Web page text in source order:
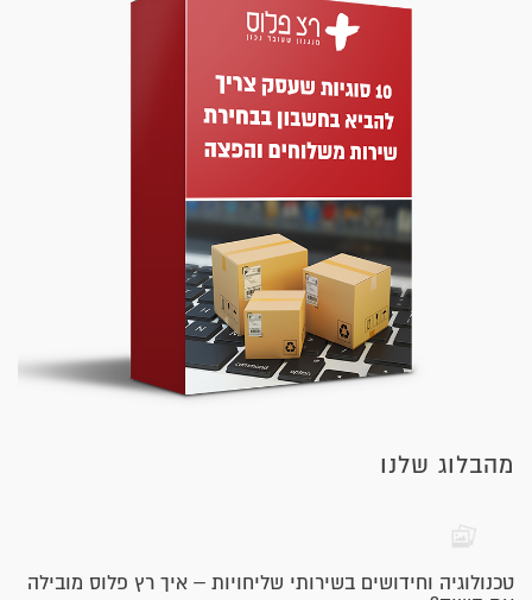
מהבלוג שלנו
טכנולוגיה וחידושים בשירותי שליחויות – איך רץ פלוס מובילה